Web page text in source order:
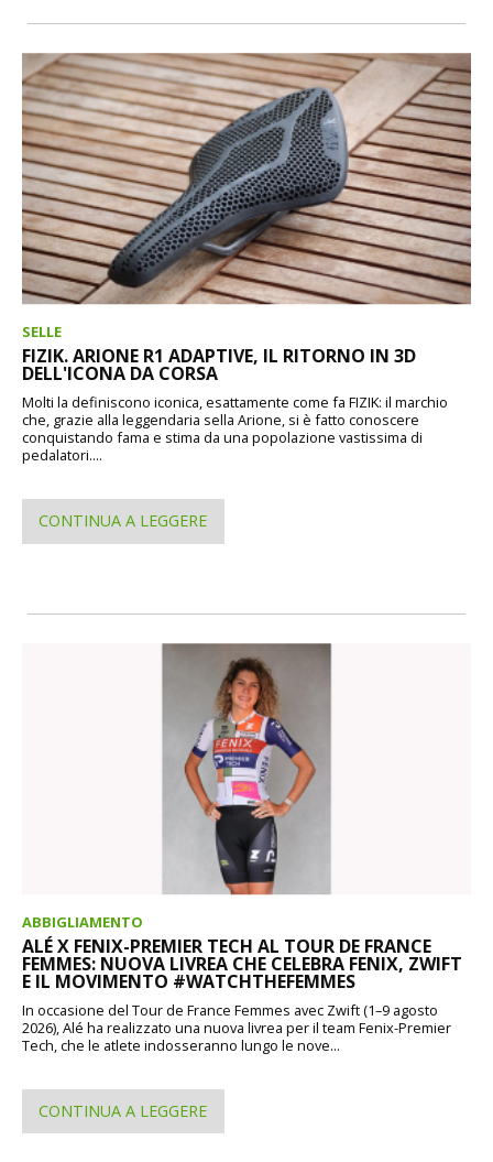
SELLE
FIZIK. ARIONE R1 ADAPTIVE, IL RITORNO IN 3D
DELL'ICONA DA CORSA
Molti la definiscono iconica, esattamente come fa FIZIK: il marchio
che, grazie alla leggendaria sella Arione, si è fatto conoscere
conquistando fama e stima da una popolazione vastissima di
pedalatori....
CONTINUA A LEGGERE
ABBIGLIAMENTO
ALÉ X FENIX-PREMIER TECH AL TOUR DE FRANCE
FEMMES: NUOVA LIVREA CHE CELEBRA FENIX, ZWIFT
E IL MOVIMENTO #WATCHTHEFEMMES
In occasione del Tour de France Femmes avec Zwift (1–9 agosto
2026), Alé ha realizzato una nuova livrea per il team Fenix-Premier
Tech, che le atlete indosseranno lungo le nove...
CONTINUA A LEGGERE